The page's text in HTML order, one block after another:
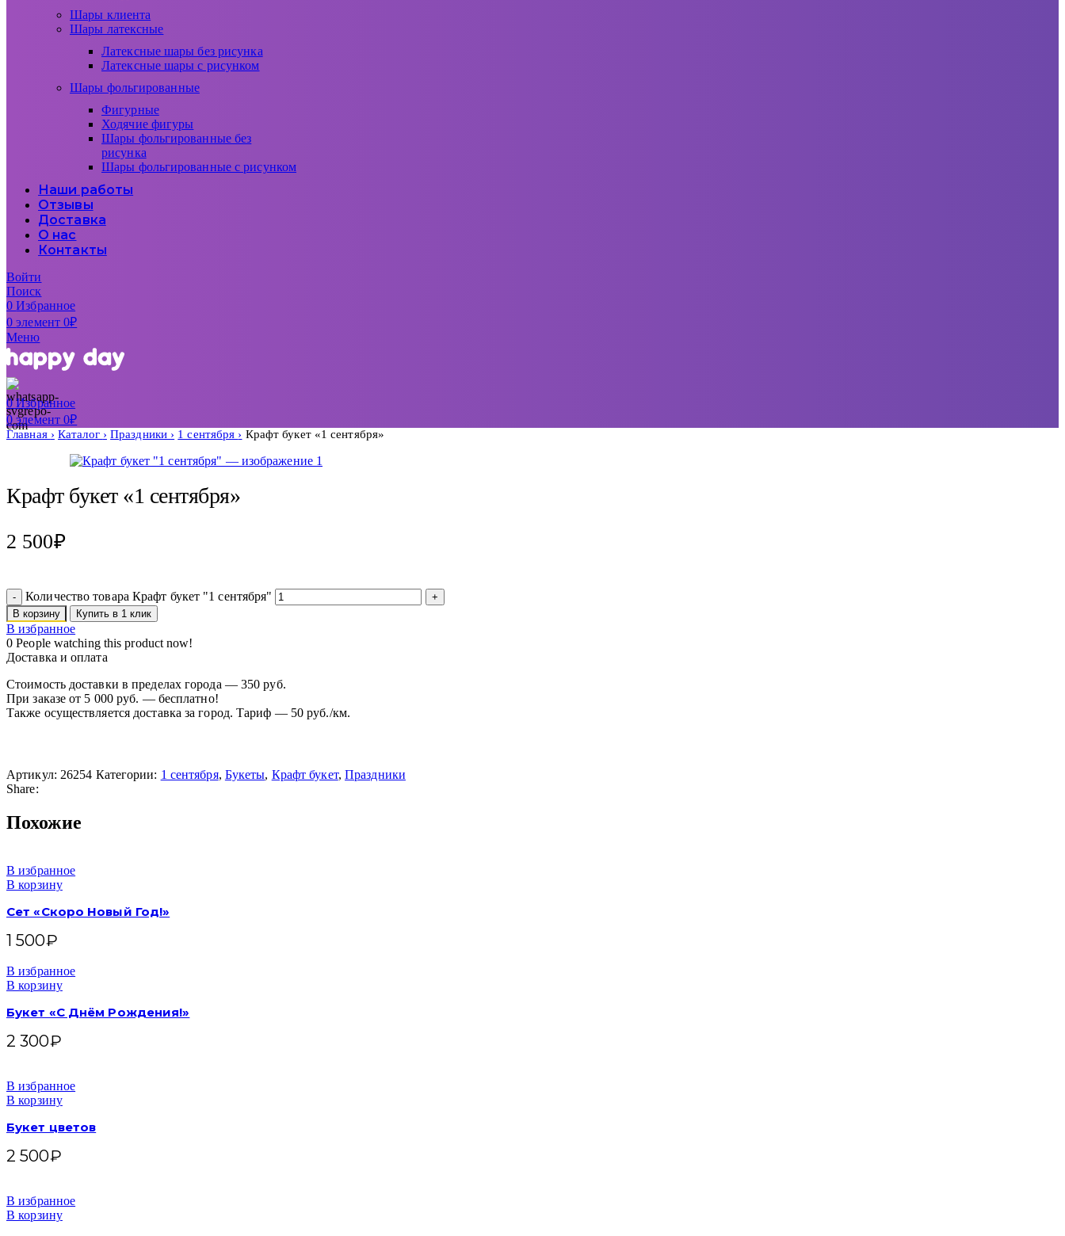
Шары клиента
Шары латексные
Латексные шары без рисунка
Латексные шары с рисунком
Шары фольгированные
Фигурные
Ходячие фигуры
Шары фольгированные без
рисунка
Шары фольгированные с рисунком
Наши работы
Отзывы
Доставка
О нас
Контакты
Войти
Поиск
0Избранное
0элемент 0₽
Меню
0Избранное
0элемент 0₽
Главная Каталог Праздники 1 сентября Крафт букет «1 сентября»
Крафт букет «1 сентября»
2 500₽
Количество товара Крафт букет "1 сентября"
В корзину Купить в 1 клик
В избранное
0 People watching this product now!
Доставка и оплата
Стоимость доставки в пределах города — 350 руб.
При заказе от 5 000 руб. — бесплатно!
Также осуществляется доставка за город. Тариф — 50 руб./км.
Артикул: 26254 Категории: 1 сентября, Букеты, Крафт букет, Праздники
Share:
Похожие
В избранное
В корзину
Сет «Скоро Новый Год!»
1 500₽
В избранное
В корзину
Букет «С Днём Рождения!»
2 300₽
В избранное
В корзину
Букет цветов
2 500₽
В избранное
В корзину